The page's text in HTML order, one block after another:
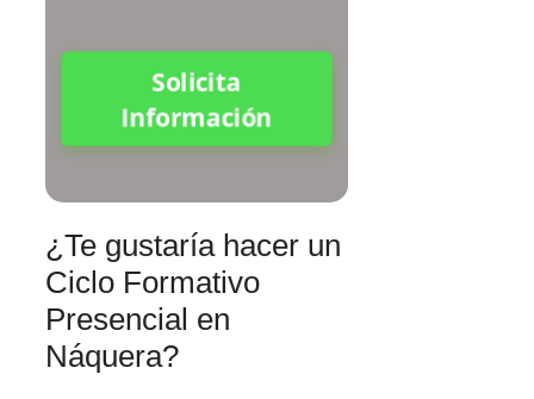
Solicita
Información
¿Te gustaría hacer un
Ciclo Formativo
Presencial en
Náquera?